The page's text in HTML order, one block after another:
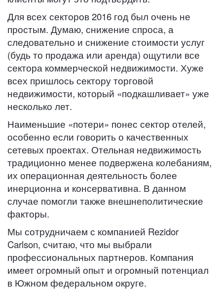
Для всех секторов 2016 год был очень не
простым. Думаю, снижение спроса, а
следовательно и снижение стоимости услуг
(будь то продажа или аренда) ощутили все
сектора коммерческой недвижимости. Хуже
всех пришлось сектору торговой
недвижимости, который «подкашливает» уже
несколько лет.
Наименьшие «потери» понес сектор отелей,
особенно если говорить о качественных
сетевых проектах. Отельная недвижимость
традиционно менее подвержена колебаниям,
их операционная деятельность более
инерционна и консервативна. В данном
случае помогли также внешнеполитические
факторы.
Мы сотрудничаем с компанией Rezidor
Carlson, считаю, что мы выбрали
профессиональных партнеров. Компания
имеет огромный опыт и огромный потенциал
в Южном федеральном округе.